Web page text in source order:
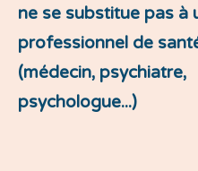
ne se substitue pas à
professionnel de
(médecin, psychiatre,
psychologue...)